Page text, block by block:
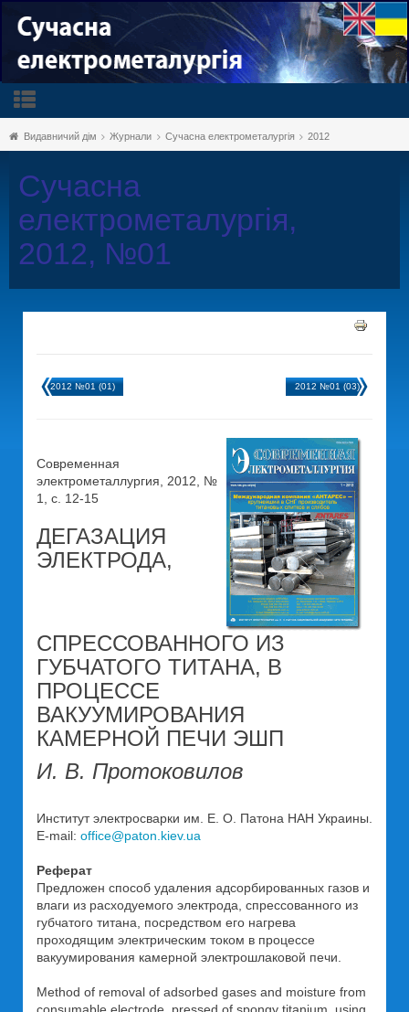
Видавничий дім Журнали Сучасна електрометалургія 2012
Сучасна
електрометалургія,
2012, №01
2012 №01 (01) 2012 №01 (03)
Современная
электрометаллургия, 2012, №
1, c. 12-15
ДЕГАЗАЦИЯ
ЭЛЕКТРОДА,
СПРЕССОВАННОГО ИЗ
ГУБЧАТОГО ТИТАНА, В
ПРОЦЕССЕ
ВАКУУМИРОВАНИЯ
КАМЕРНОЙ ПЕЧИ ЭШП
И. В. Протоковилов
Институт электросварки им. Е. О. Патона НАН Украины.
E-mail: office@paton.kiev.ua
Реферат
Предложен способ удаления адсорбированных газов и
влаги из расходуемого электрода, спрессованного из
губчатого титана, посредством его нагрева
проходящим электрическим током в процессе
вакуумирования камерной электрошлаковой печи.
Method of removal of adsorbed gases and moisture from
consumable electrode, pressed of spongy titanium, using